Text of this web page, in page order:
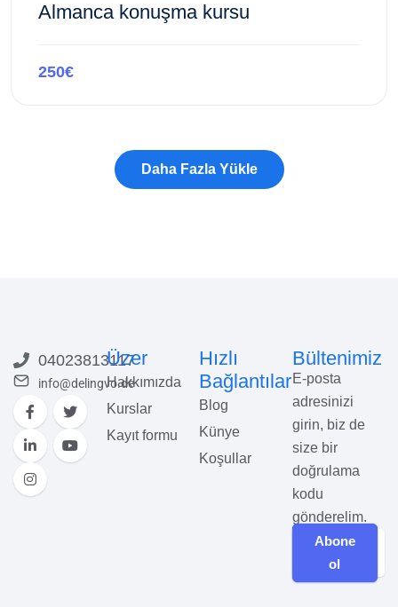
Almanca konuşma kursu
250€
04023813117
info@delingvo.de
Üzer
Hakkımızda
Kurslar
Kayıt formu
Hızlı
Bağlantılar
Blog
Künye
Koşullar
Bültenimiz
E-posta
adresinizi
girin, biz de
size bir
doğrulama
kodu
gönderelim.
Abone
ol